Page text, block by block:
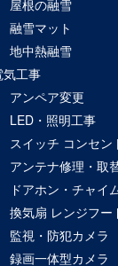
屋根の融雪
融雪マット
地中熱融雪
気工事
アンペア変更
LED・照明工事
スイッチ コンセン
アンテナ修理・取
ドアホン・チャイ
換気扇 レンジフー
監視・防犯カメラ
録画一体型カメラ